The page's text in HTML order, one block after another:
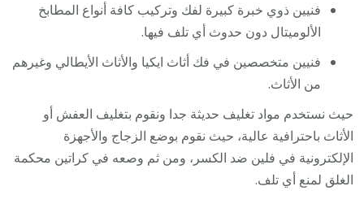
فنيين ذوي خبرة كبيرة لفك وتركيب كافة أنواع المطابخ
الألوميتال دون حدوث أي تلف فيها.
فنيين متخصصين في فك أثاث ايكيا والأثاث الأيطالي وغيرهم
من الأثاث.
حيث نستخدم مواد تغليف حديثة جدا ونقوم بتغليف العفش أو
الأثاث باحترافية عالية، حيث نقوم بوضع الزجاج والأجهزة
الإلكترونية في فلين ضد الكسر، ومن ثم وصعه في كراتين محكمة
الغلق لمنع أي تلف.